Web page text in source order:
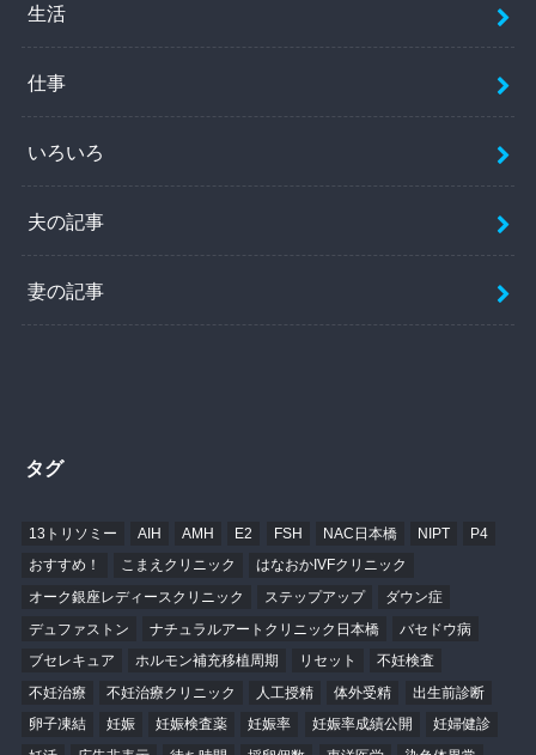
生活
仕事
いろいろ
夫の記事
妻の記事
タグ
13トリソミー AIH AMH E2 FSH NAC日本橋 NIPT
P4
おすすめ！
こまえクリニック
はなおかIVFクリニック
オーク銀座レディースクリニック
ステップアップ
ダウン症
デュファストン
ナチュラルアートクリニック日本橋
バセドウ病
ブセレキュア
ホルモン補充移植周期 リセット
不妊検査
不妊治療
不妊治療クリニック 人工授精 体外受精
出生前診断
卵子凍結
妊娠 妊娠検査薬 妊娠率 妊娠率成績公開
妊婦健診